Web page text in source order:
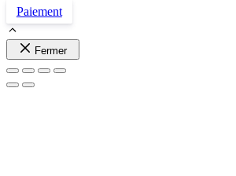
Paiement
Fermer